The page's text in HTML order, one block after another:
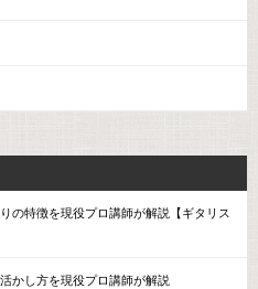
の特徴を現役プロ講師が解説【ギタリス
かし方を現役プロ講師が解説